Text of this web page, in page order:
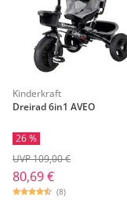
Kinderkraft
Dreirad 6in1 AVEO
26 %
80,69 €
UVP 109,00 €
(8)